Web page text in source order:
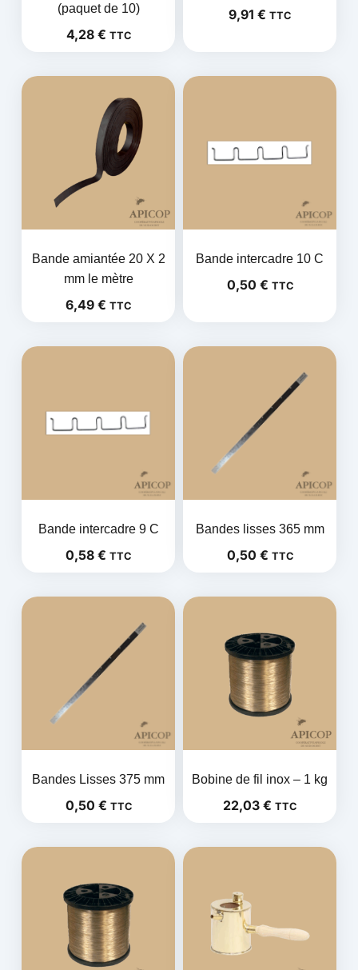
(paquet de 10)
4,28 € TTC
9,91 € TTC
Bande amiantée 20 X 2
mm le mètre
6,49 € TTC
Bande intercadre 10 C
0,50 € TTC
Bande intercadre 9 C
0,58 € TTC
Bandes lisses 365 mm
0,50 € TTC
Bandes Lisses 375 mm
0,50 € TTC
Bobine de fil inox – 1 kg
22,03 € TTC